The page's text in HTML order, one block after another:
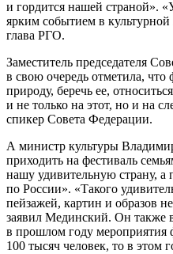
и гордится нашей страной».
ярким событием в
глава РГО.
Заместитель председателя
в свою очередь отметила,
природу, беречь ее,
и не только на этот, но и на
спикер Совета Федерации.
А министр культуры
приходить на фестиваль
нашу удивительную страну, а
по России». «Такого
пейзажей, картин и образов
заявил Мединский. Он также
в прошлом году мероприятия
100 тысяч человек, то в этом